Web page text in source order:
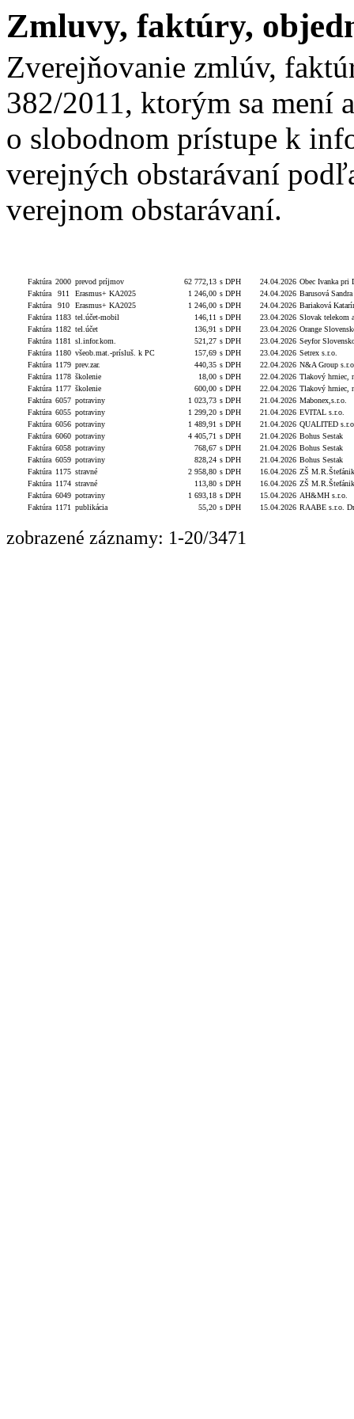
Zmluvy, faktúry,
Zverejňovanie zmlúv,
382/2011, ktorým sa mení
o slobodnom prístupe k
verejných obstarávaní
verejnom obstarávaní.
Faktúra 2000 prevod príjmov 62 772,13 s DPH 24.04.2026 Obec Ivanka pri
Faktúra
911 Erasmus+ KA2025 1 246,00 s DPH 24.04.2026 Barusová Sandra
Faktúra
910 Erasmus+ KA2025 1 246,00 s DPH 24.04.2026 Bariaková
Faktúra 1183 tel.účet-mobil 146,11 s DPH 23.04.2026 Slovak telekom
Faktúra 1182 tel.účet 136,91 s DPH 23.04.2026 Orange
Faktúra 1181 sl.infor.kom. 521,27 s DPH 23.04.2026 Seyfor
Faktúra 1180 všeob.mat.-prísluš. k PC 157,69 s DPH 23.04.2026 Setrex s.r.o.
Faktúra 1179 prev.zar. 440,35 s DPH 22.04.2026 N&A Group
Faktúra 1178 školenie 18,00 s DPH 22.04.2026 Tlakový hrniec,
Faktúra 1177 školenie 600,00 s DPH 22.04.2026 Tlakový hrniec,
Faktúra 6057 potraviny 1 023,73 s DPH 21.04.2026 Mabonex,s.r.o.
Faktúra 6055 potraviny 1 299,20 s DPH 21.04.2026 EVITAL s.r.o.
Faktúra 6056 potraviny 1 489,91 s DPH 21.04.2026 QUALITED
Faktúra 6060 potraviny 4 405,71 s DPH 21.04.2026 Bohus Sestak
Faktúra 6058 potraviny 768,67 s DPH 21.04.2026 Bohus Sestak
Faktúra 6059 potraviny 828,24 s DPH 21.04.2026 Bohus Sestak
Faktúra 1175 stravné 2 958,80 s DPH 16.04.2026 ZŠ
Faktúra 1174 stravné 113,80 s DPH 16.04.2026 ZŠ
Faktúra 6049 potraviny 1 693,18 s DPH 15.04.2026 AH&MH s.r.o.
Faktúra 1171 publikácia 55,20 s DPH 15.04.2026 RAABE s.r.o.
zobrazené záznamy: 1-20/3471